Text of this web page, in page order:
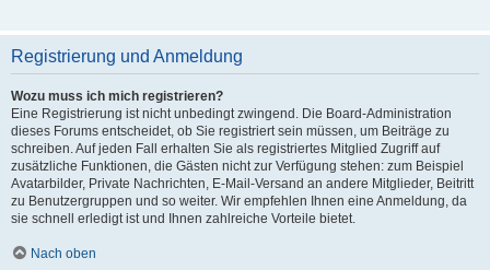
Registrierung und Anmeldung
Wozu muss ich mich registrieren?
Eine Registrierung ist nicht unbedingt zwingend. Die Board-Administration
dieses Forums entscheidet, ob Sie registriert sein müssen, um Beiträge zu
schreiben. Auf jeden Fall erhalten Sie als registriertes Mitglied Zugriff auf
zusätzliche Funktionen, die Gästen nicht zur Verfügung stehen: zum Beispiel
Avatarbilder, Private Nachrichten, E-Mail-Versand an andere Mitglieder, Beitritt
zu Benutzergruppen und so weiter. Wir empfehlen Ihnen eine Anmeldung, da
sie schnell erledigt ist und Ihnen zahlreiche Vorteile bietet.
Nach oben